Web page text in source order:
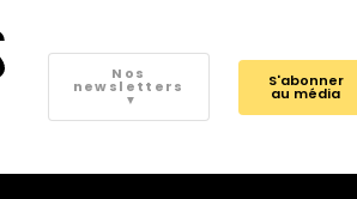
Nos
newsletters
▼
S'abonner
au média